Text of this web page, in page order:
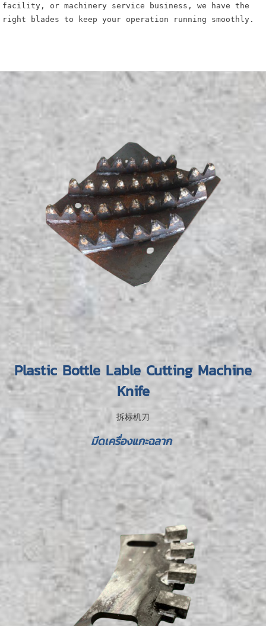
facility, or machinery service business, we have the
right blades to keep your operation running smoothly.
Plastic Bottle Lable Cutting Machine
Knife
拆标机刀
มีดเครื่องแกะฉลาก